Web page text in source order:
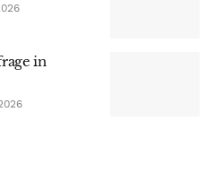
in